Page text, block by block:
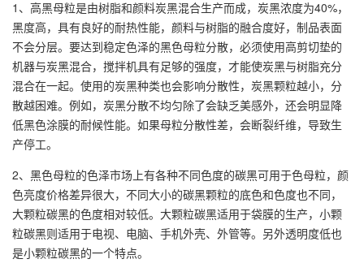
1、高黑母粒是由树脂和颜料炭黑混合生产而成，炭黑浓度为40%，
黑度高，具有良好的耐热性能，颜料与树脂的融合度好，制品表面
不会分层。要达到稳定色泽的黑色母粒分散，必须使用高剪切垫的
机器与炭黑混合，搅拌机具有足够的强度，才能使炭黑与树脂充分
混合在一起。使用的炭黑种类也会影响分散性，炭黑颗粒越小，分
散越困难。例如，炭黑分散不均匀除了会缺乏美感外，还会明显降
低黑色涂膜的耐候性能。如果母粒分散性差，会断裂纤维，导致生
产停工。
2、黑色母粒的色泽市场上有各种不同色度的碳黑可用于色母粒，颜
色亮度价格差异很大，不同大小的碳黑颗粒的底色和色度也不同，
大颗粒碳黑的色度相对较低。大颗粒碳黑适用于袋膜的生产，小颗
粒碳黑则适用于电视、电脑、手机外壳、外管等。另外透明度低也
是小颗粒碳黑的一个特点。